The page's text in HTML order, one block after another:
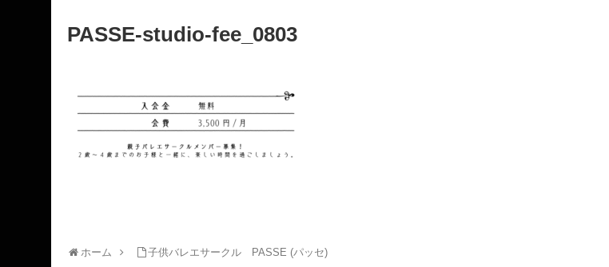
PASSE-studio-fee_0803
ホーム 子供バレエサークル PASSE (パッセ)